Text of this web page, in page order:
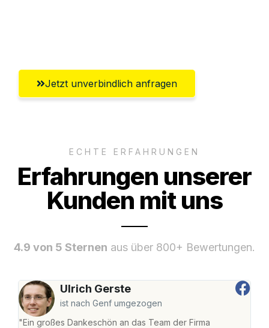
Jetzt unverbindlich anfragen
ECHTE ERFAHRUNGEN
Erfahrungen unserer
Kunden mit uns
4.9 von 5 Sternen aus über 800+ Bewertungen.
Ulrich Gerste
ist nach Genf umgezogen
"Ein großes Dankeschön an das Team der Firma